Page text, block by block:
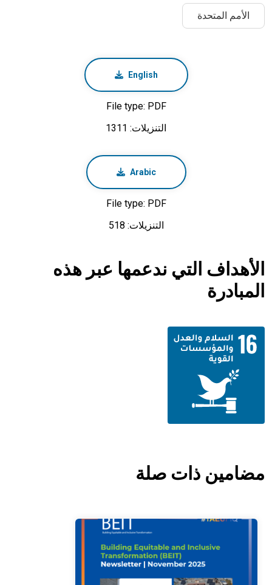
الأمم المتحدة
English
File type: PDF
التنزيلات: 1311
Arabic
File type: PDF
التنزيلات: 518
الأهداف التي ندعمها عبر هذه
المبادرة
مضامين ذات صلة